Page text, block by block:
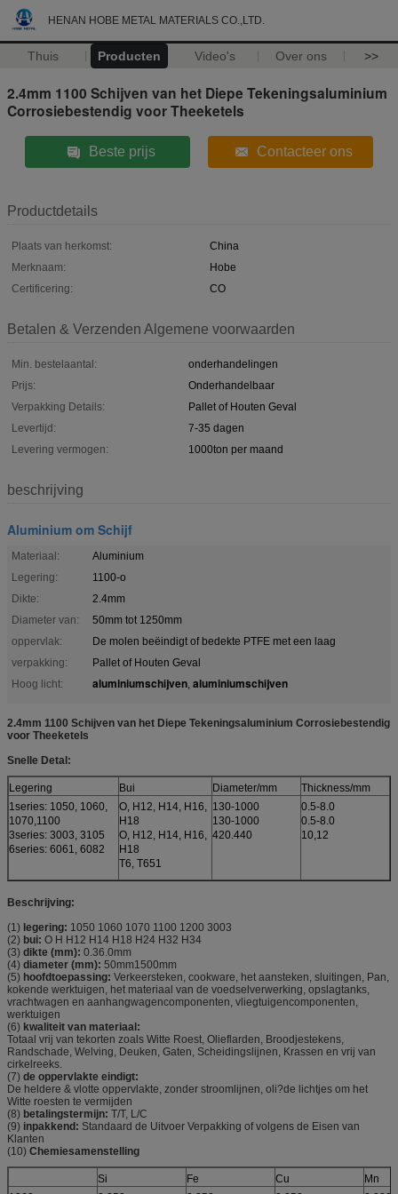
HENAN HOBE METAL MATERIALS CO.,LTD.
Thuis Producten Video's Over ons >>
2.4mm 1100 Schijven van het Diepe Tekeningsaluminium
Corrosiebestendig voor Theeketels
Beste prijs Contacteer ons
Productdetails
Plaats van herkomst:
China
Merknaam:
Hobe
Certificering:
CO
Betalen & Verzenden Algemene voorwaarden
Min. bestelaantal:
onderhandelingen
Prijs:
Onderhandelbaar
Verpakking Details:
Pallet of Houten Geval
Levertijd:
7-35 dagen
Levering vermogen:
1000ton per maand
beschrijving
Aluminium om Schijf
Materiaal:
Aluminium
Legering:
1100-o
Dikte:
2.4mm
Diameter van:
50mm tot 1250mm
oppervlak:
De molen beëindigt of bedekte PTFE met een laag
verpakking:
Pallet of Houten Geval
Hoog licht:
aluminiumschijven, aluminiumschijven
2.4mm 1100 Schijven van het Diepe Tekeningsaluminium Corrosiebestendig
voor Theeketels
Snelle Detal:
Legering Bui Diameter/mm
Thickness/mm
1series: 1050, 1060,
1070,1100
3series: 3003, 3105
6series: 6061, 6082
O, H12, H14, H16,
H18
O, H12, H14, H16,
H18
T6, T651
130-1000
130-1000
420.440
0.5-8.0
0.5-8.0
10,12
Beschrijving:
(1) legering: 1050 1060 1070 1100 1200 3003
(2) bui: O H H12 H14 H18 H24 H32 H34
(3) dikte (mm): 0.36.0mm
(4) diameter (mm): 50mm1500mm
(5) hoofdtoepassing: Verkeersteken, cookware, het aansteken, sluitingen, Pan,
kokende werktuigen, het materiaal van de voedselverwerking, opslagtanks,
vrachtwagen en aanhangwagencomponenten, vliegtuigencomponenten,
werktuigen
(6) kwaliteit van materiaal:
Totaal vrij van tekorten zoals Witte Roest, Olieflarden, Broodjestekens,
Randschade, Welving, Deuken, Gaten, Scheidingslijnen, Krassen en vrij van
cirkelreeks.
(7) de oppervlakte eindigt:
De heldere & vlotte oppervlakte, zonder stroomlijnen, oli?de lichtjes om het
Witte roesten te vermijden
(8) betalingstermijn: T/T, L/C
(9) inpakkend: Standaard de Uitvoer Verpakking of volgens de Eisen van
Klanten
(10) Chemiesamenstelling
Si Fe Cu
Mn